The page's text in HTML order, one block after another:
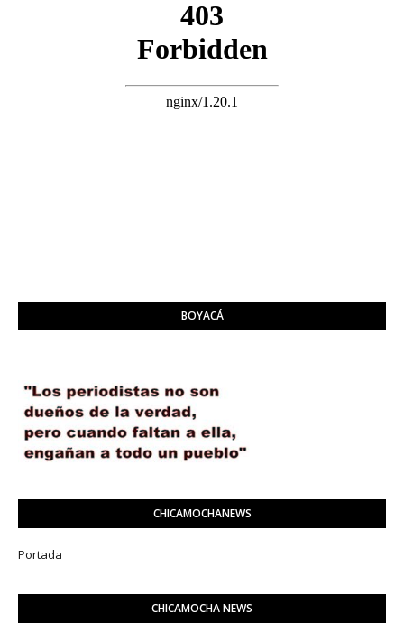
BOYACÁ
CHICAMOCHANEWS
Portada
CHICAMOCHA NEWS